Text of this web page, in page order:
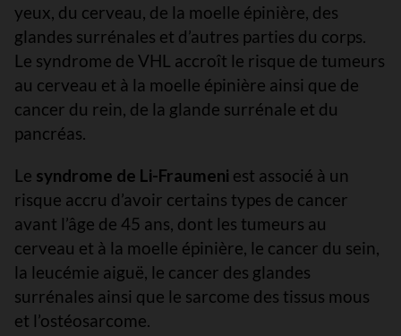
yeux, du cerveau, de la moelle épinière, des
glandes surrénales et d’autres parties du corps.
Le syndrome de VHL accroît le risque de tumeurs
au cerveau et à la moelle épinière ainsi que de
cancer du rein, de la glande surrénale et du
pancréas.
Le syndrome de Li-Fraumeni est associé à un
risque accru d’avoir certains types de cancer
avant l’âge de 45 ans, dont les tumeurs au
cerveau et à la moelle épinière, le cancer du sein,
la leucémie aiguë, le cancer des glandes
surrénales ainsi que le sarcome des tissus mous
et l’ostéosarcome.